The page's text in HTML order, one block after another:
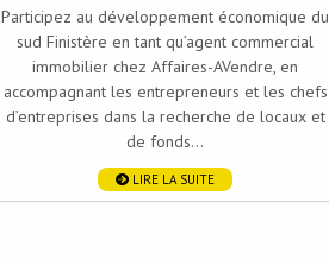
Participez au développement économique du
sud Finistère en tant qu’agent commercial
immobilier chez Affaires-AVendre, en
accompagnant les entrepreneurs et les chefs
d’entreprises dans la recherche de locaux et
de fonds...
LIRE LA SUITE